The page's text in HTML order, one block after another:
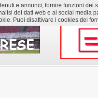
e annunci, fornire funzioni
dei dati web e ai social media
Puoi disattivare i cookies dei